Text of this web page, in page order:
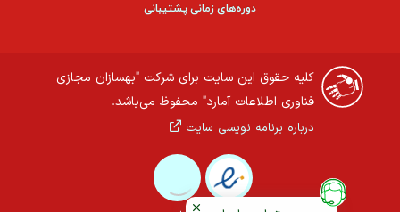
دوره‌های زمانی پشتیبانی
کلیه حقوق این سایت برای شرکت "بهسازان مجازی
فناوری اطلاعات آمارد" محفوظ می‌باشد.
درباره برنامه نویسی سایت